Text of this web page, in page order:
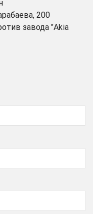
200
завода "Akia